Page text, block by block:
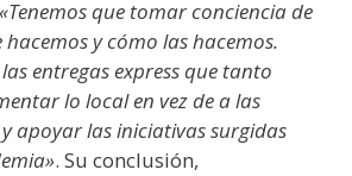
«Tenemos que tomar conciencia de
y cómo las hacemos.
entregas express que tanto
lo local en vez de a las
apoyar las iniciativas surgidas
. Su conclusión,